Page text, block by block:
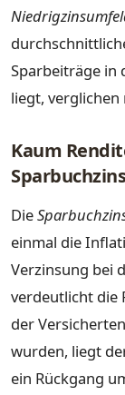
Sparbeiträge in
liegt,
Kaum
Die
einmal die
Verzinsung bei
verdeutlicht die
der
wurden, liegt
ein Rückgang